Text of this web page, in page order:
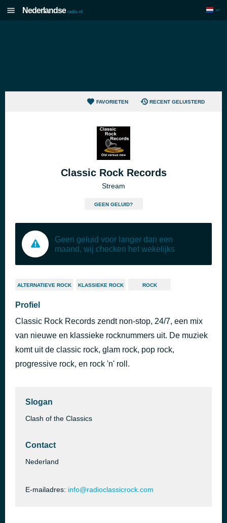
Nederlandse radio.nl
FAVORIETEN RECENT GELUISTERD
Classic Rock Records
Stream
GEEN GELUID?
Geen geluid voor langer dan een
maand, wij checken het wekelijks
ALTERNATIEVE ROCK KLASSIEKE ROCK ROCK
Profiel
Classic Rock Records zendt non-stop, 24/7, een mix
van nieuwe en klassieke rocknummers uit. De muziek
komt uit de classic rock, glam rock, pop rock,
progressive rock, en rock 'n' roll.
Slogan
Clash of the Classics
Contact
Nederland
E-mailadres: info@radioclassicrock.com